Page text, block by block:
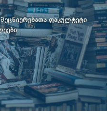
ფაკულტეტი